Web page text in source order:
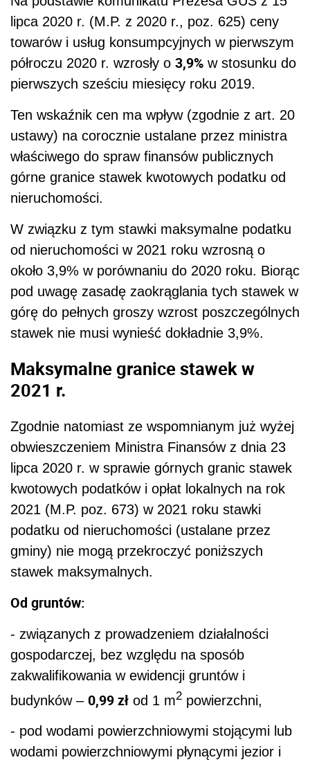
lipca 2020 r. (M.P. z 2020 r., poz. 625) ceny
towarów i usług konsumpcyjnych w pierwszym
półroczu 2020 r. wzrosły o 3,9% w stosunku do
pierwszych sześciu miesięcy roku 2019.
Ten wskaźnik cen ma wpływ (zgodnie z art. 20
ustawy) na corocznie ustalane przez ministra
właściwego do spraw finansów publicznych
górne granice stawek kwotowych podatku od
nieruchomości.
W związku z tym stawki maksymalne podatku
od nieruchomości w 2021 roku wzrosną o
około 3,9% w porównaniu do 2020 roku. Biorąc
pod uwagę zasadę zaokrąglania tych stawek w
górę do pełnych groszy wzrost poszczególnych
stawek nie musi wynieść dokładnie 3,9%.
Maksymalne granice stawek w
2021 r.
Zgodnie natomiast ze wspomnianym już wyżej
obwieszczeniem Ministra Finansów z dnia 23
lipca 2020 r. w sprawie górnych granic stawek
kwotowych podatków i opłat lokalnych na rok
2021 (M.P. poz. 673) w 2021 roku stawki
podatku od nieruchomości (ustalane przez
gminy) nie mogą przekroczyć poniższych
stawek maksymalnych.
Od gruntów:
- związanych z prowadzeniem działalności
gospodarczej, bez względu na sposób
zakwalifikowania w ewidencji gruntów i
budynków – 0,99 zł od 1 m2 powierzchni,
- pod wodami powierzchniowymi stojącymi lub
wodami powierzchniowymi płynącymi jezior i